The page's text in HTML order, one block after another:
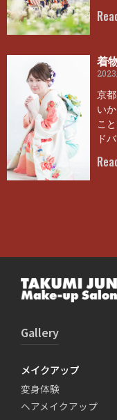
着
京
い
こ
ド
Gallery
メイクアップ
変身体験
ヘアメイクアップ